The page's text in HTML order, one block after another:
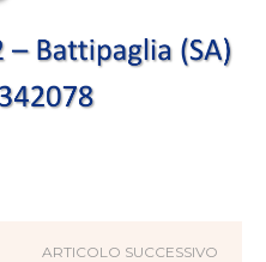
ARTICOLO SUCCESSIVO